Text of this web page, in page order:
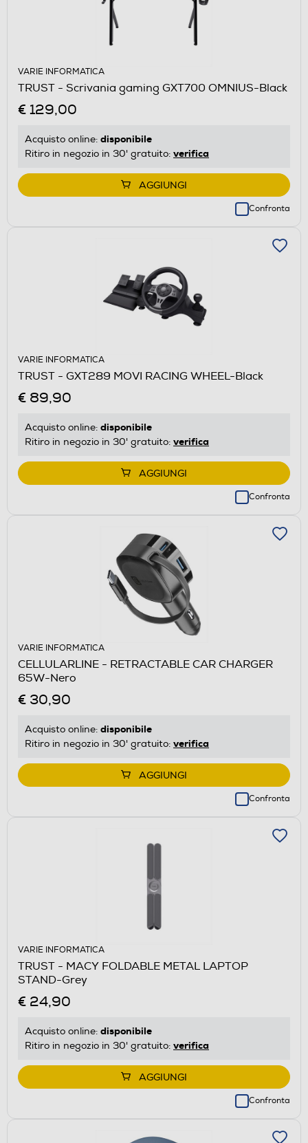
VARIE INFORMATICA
TRUST - Scrivania gaming GXT700 OMNIUS-Black
€ 129,00
Acquisto online: disponibile
Ritiro in negozio in 30' gratuito: verifica
AGGIUNGI
Confronta
VARIE INFORMATICA
TRUST - GXT289 MOVI RACING WHEEL-Black
€ 89,90
Acquisto online: disponibile
Ritiro in negozio in 30' gratuito: verifica
AGGIUNGI
Confronta
VARIE INFORMATICA
CELLULARLINE - RETRACTABLE CAR CHARGER
65W-Nero
€ 30,90
Acquisto online: disponibile
Ritiro in negozio in 30' gratuito: verifica
AGGIUNGI
Confronta
VARIE INFORMATICA
TRUST - MACY FOLDABLE METAL LAPTOP
STAND-Grey
€ 24,90
Acquisto online: disponibile
Ritiro in negozio in 30' gratuito: verifica
AGGIUNGI
Confronta